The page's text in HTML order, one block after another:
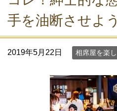
手を油断させよ
2019年5月22日 相席屋を楽